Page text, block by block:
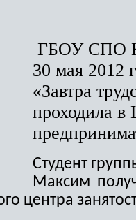
ГБОУ СПО
30 мая 2012
«Завтра
проходила
Студент
Максим
центра